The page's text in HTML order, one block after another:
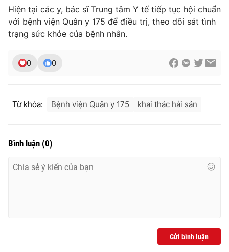
Chất lượng cuộc sống
Học trực tuyến
Công nghệ
Hitech Công nghệ tương lai
Sản phẩm
Giao lưu trực tuyến
Lịch phát sóng
Chuyên mục khác
Bất động sản
Hiện tại các y, bác sĩ Trung tâm Y tế tiếp tục hội chuẩn
với bệnh viện Quân y 175 để điều trị, theo dõi sát tình
trạng sức khỏe của bệnh nhân.
0 0
Từ khóa: Bệnh viện Quân y 175 khai thác hải sản
Bình luận (0)
Gửi bình luận